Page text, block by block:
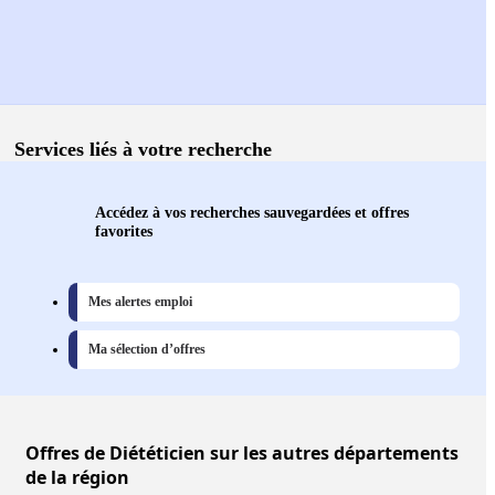
Services liés à votre recherche
Accédez à vos recherches sauvegardées et offres
favorites
Mes alertes emploi
Ma sélection d’offres
Offresde Diététicien sur les autres départements
de la région